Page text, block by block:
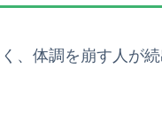
、体調を崩す人が